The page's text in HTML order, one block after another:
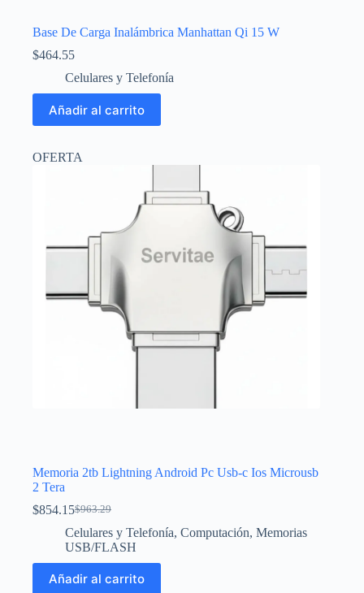
Base De Carga Inalámbrica Manhattan Qi 15 W
$464.55
Celulares y Telefonía
Añadir al carrito
OFERTA
Memoria 2tb Lightning Android Pc Usb-c Ios Microusb
2 Tera
$963.29
El
precio
original
$963.29.
$854.15El
precio
actual
$854.15.
Celulares y Telefonía, Computación, Memorias
USB/FLASH
Añadir al carrito